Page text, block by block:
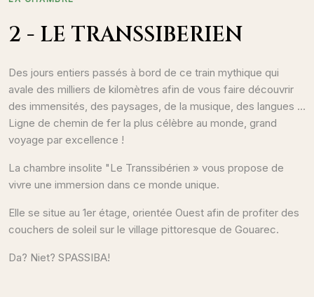
2 - LE TRANSSIBERIEN
Des jours entiers passés à bord de ce train mythique qui
avale des milliers de kilomètres afin de vous faire découvrir
des immensités, des paysages, de la musique, des langues ...
Ligne de chemin de fer la plus célèbre au monde, grand
voyage par excellence !
La chambre insolite "Le Transsibérien » vous propose de
vivre une immersion dans ce monde unique.
Elle se situe au 1er étage, orientée Ouest afin de profiter des
couchers de soleil sur le village pittoresque de Gouarec.
Da? Niet? SPASSIBA!